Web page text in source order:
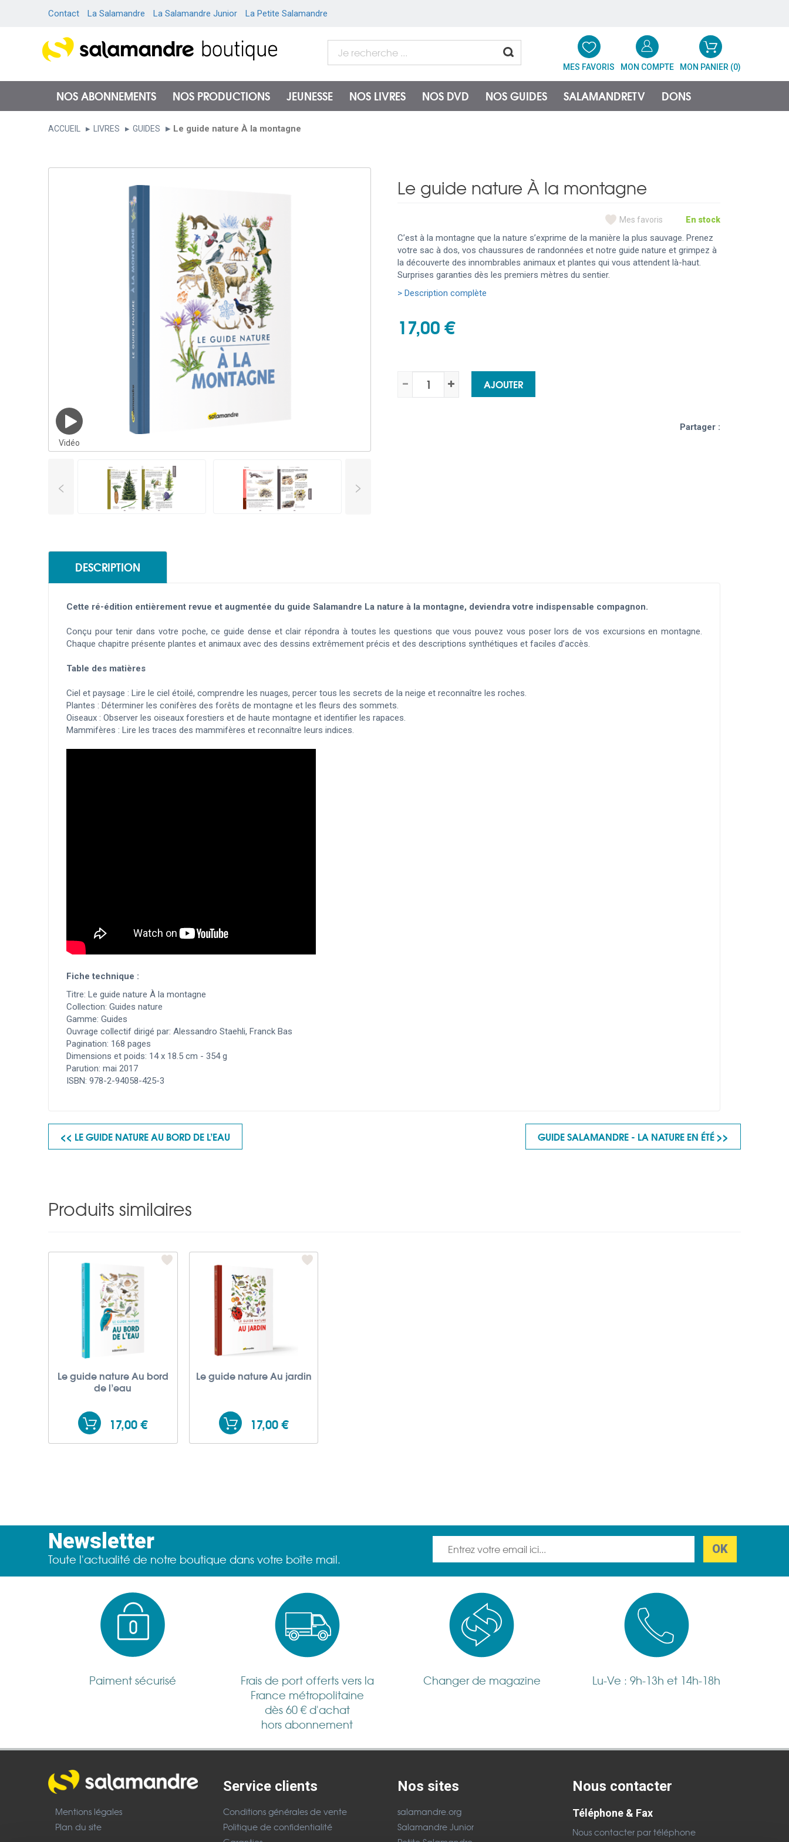
Contact La Salamandre La Salamandre Junior La Petite Salamandre
MES FAVORIS MON COMPTE MON PANIER (0)
NOS ABONNEMENTS NOS PRODUCTIONS JEUNESSE NOS LIVRES NOS DVD NOS GUIDES SALAMANDRETV DONS
ACCUEIL LIVRES GUIDES Le guide nature À la montagne
Vidéo
< >
Le guide nature À la montagne
Mes favoris En stock
C’est à la montagne que la nature s’exprime de la manière la plus sauvage. Prenez
votre sac à dos, vos chaussures de randonnées et notre guide nature et grimpez à
la découverte des innombrables animaux et plantes qui vous attendent là-haut.
Surprises garanties dès les premiers mètres du sentier.
> Description complète
17,00 €
AJOUTER
Partager :
DESCRIPTION
Cette ré-édition entièrement revue et augmentée du guide Salamandre La nature à la montagne, deviendra votre indispensable compagnon.
Conçu pour tenir dans votre poche, ce guide dense et clair répondra à toutes les questions que vous pouvez vous poser lors de vos excursions en montagne.
Chaque chapitre présente plantes et animaux avec des dessins extrêmement précis et des descriptions synthétiques et faciles d’accès.
Table des matières
Ciel et paysage : Lire le ciel étoilé, comprendre les nuages, percer tous les secrets de la neige et reconnaître les roches.
Plantes : Déterminer les conifères des forêts de montagne et les fleurs des sommets.
Oiseaux : Observer les oiseaux forestiers et de haute montagne et identifier les rapaces.
Mammifères : Lire les traces des mammifères et reconnaître leurs indices.
Fiche technique :
Titre: Le guide nature À la montagne
Collection: Guides nature
Gamme: Guides
Ouvrage collectif dirigé par: Alessandro Staehli, Franck Bas
Pagination: 168 pages
Dimensions et poids: 14 x 18.5 cm - 354 g
Parution: mai 2017
ISBN: 978-2-94058-425-3
<< LE GUIDE NATURE AU BORD DE L’EAU GUIDE SALAMANDRE - LA NATURE EN ÉTÉ >>
Produits similaires
Le guide nature Au bord
de l’eau
17,00 €
Le guide nature Au jardin
17,00 €
Newsletter
Toute l'actualité de notre boutique dans votre boîte mail.
Paiment sécurisé
Frais de port offerts vers la
France métropolitaine
dès 60 € d'achat
hors abonnement
Changer de magazine Lu-Ve : 9h-13h et 14h-18h
Mentions légales
Plan du site
Service clients
Conditions générales de vente
Politique de confidentialité
Nos sites
salamandre.org
Salamandre Junior
Nous contacter
Téléphone & Fax
Nous contacter par téléphone